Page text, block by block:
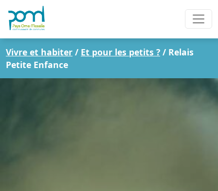
Vivre et habiter / Et pour les petits ? / Relais
Petite Enfance